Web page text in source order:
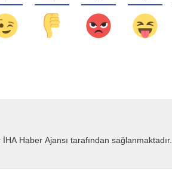
İHA Haber Ajansı tarafından sağlanmaktadır.